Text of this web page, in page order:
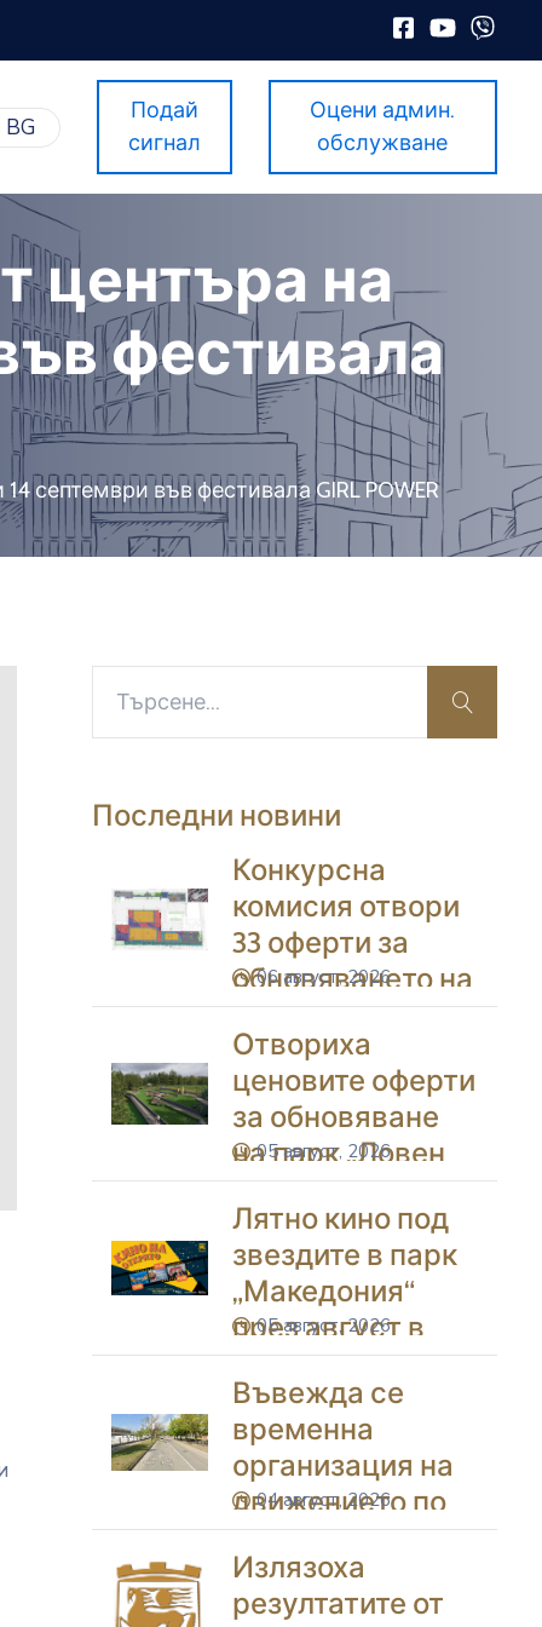
BG
Подай
сигнал
Оцени админ.
обслужване
центъра на
фестивала
септември във фестивала GIRL POWER
Последни новини
Конкурсна
комисия отвори
33 оферти за
обновяването на
дворовете на 11
училища в
Благоевград
icon
06 август, 2026
Отвориха
ценовите оферти
за обновяване
на парк „Ловен
дом“ и
„Ботаническа
градина“ в
Благоевград
icon
05 август, 2026
Лятно кино под
звездите в парк
„Македония“
през август в
Благоевград
icon
05 август, 2026
Въвежда се
временна
организация на
движението по
бул. „Васил
Левски“
icon
04 август, 2026
Излязоха
резултатите от